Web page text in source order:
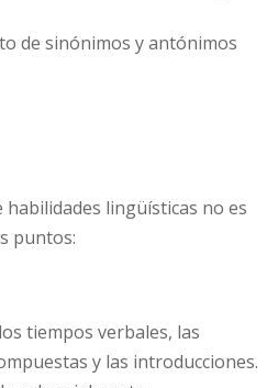
de sinónimos y antónimos
lingüísticas no es
puntos:
tiempos verbales, las
y las introducciones.